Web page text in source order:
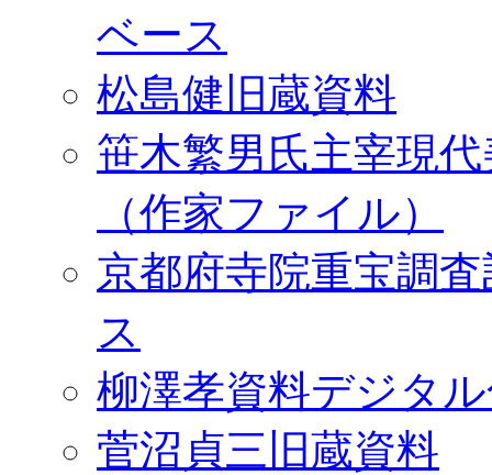
ベース
松島健旧蔵資料
笹木繁男氏主宰現
（作家ファイル）
京都府寺院重宝調
ス
柳澤孝資料デジタ
菅沼貞三旧蔵資料